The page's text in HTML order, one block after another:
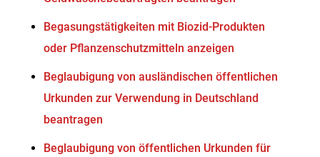
Begasungstätigkeiten mit Biozid-Produkten
oder Pflanzenschutzmitteln anzeigen
Beglaubigung von ausländischen öffentlichen
Urkunden zur Verwendung in Deutschland
beantragen
Beglaubigung von öffentlichen Urkunden für